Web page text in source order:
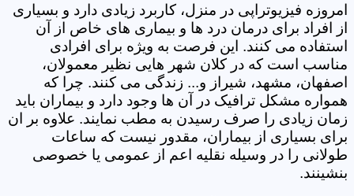
امروزه فیزیوتراپی در منزل، کاربرد زیادی دارد و بسیاری
از افراد برای درمان درد ها و بیماری های خاص از آن
استفاده می کنند. این فرصت به ویژه برای افرادی
مناسب است که در کلان شهر هایی نظیر معمولان،
اصفهان، مشهد، شیراز و... زندگی می کنند. چرا که
همواره مشکل ترافیک در آن ها وجود دارد و بیماران باید
زمان زیادی را صرف رسیدن به مطب نمایند. علاوه بر ان
برای بسیاری از بیماران، مقدور نیست که ساعات
طولانی را در وسیله نقلیه اعم از عمومی یا خصوصی
بنشینند.